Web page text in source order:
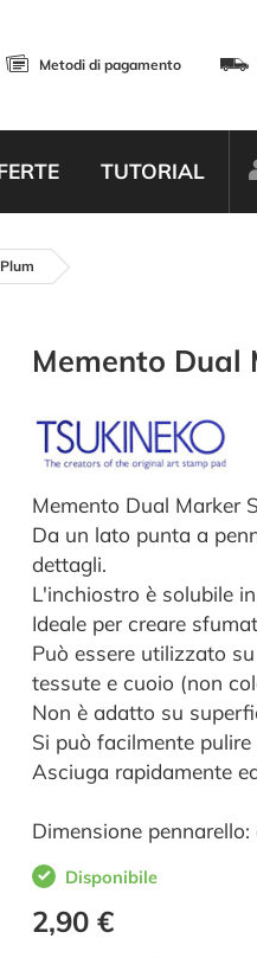
Metodi di pagamento
TUTORIAL
Memento Dual
Memento Dual Marker
Da un lato punta a
dettagli.
L'inchiostro è solubile
Ideale per creare
Può essere utilizzato
tessute e cuoio (non
Non è adatto su
Si può facilmente
Asciuga rapidamente
Dimensione
Disponibile
2,90 €